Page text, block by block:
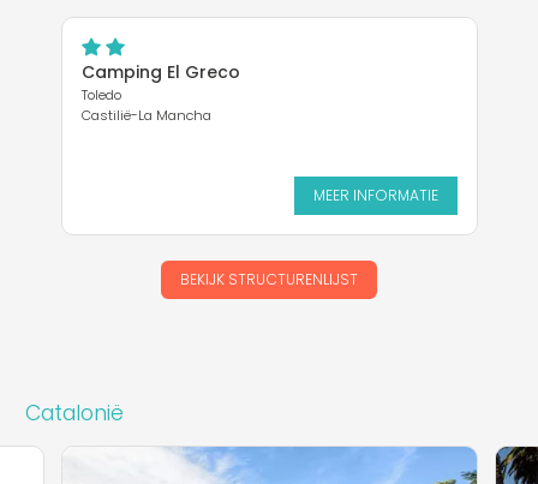
Camping El Greco
Toledo
Castilië-La Mancha
MEER INFORMATIE
BEKIJK STRUCTURENLIJST
Catalonië